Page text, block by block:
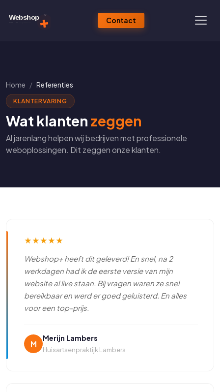
Contact
Home Referenties
KLANTERVARING
Wat klantenzeggen
Al jarenlang helpen wij bedrijven met professionele
weboplossingen. Dit zeggen onze klanten.
★★★★★
Webshop+ heeft dit geleverd! En snel, na 2
werkdagen had ik de eerste versie van mijn
website al live staan. Bij vragen waren ze snel
bereikbaar en werd er goed geluisterd. En alles
voor een top-prijs.
M
Merijn Lambers
Huisartsenpraktijk Lambers